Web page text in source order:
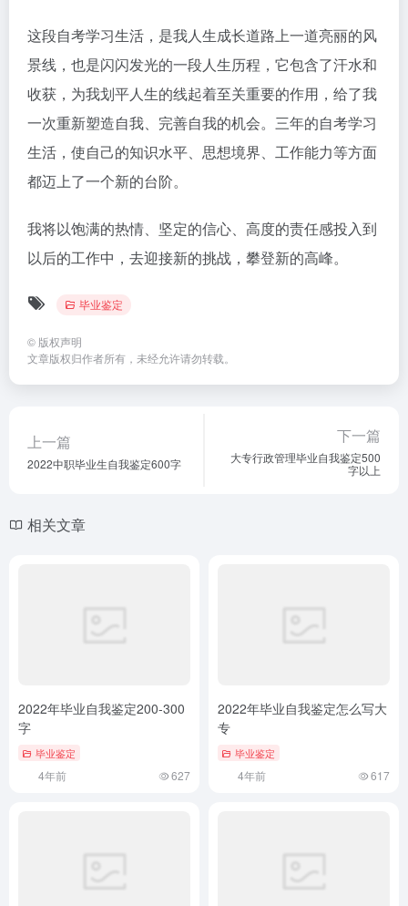
这段自考学习生活，是我人生成长道路上一道亮丽的风
景线，也是闪闪发光的一段人生历程，它包含了汗水和
收获，为我划平人生的线起着至关重要的作用，给了我
一次重新塑造自我、完善自我的机会。三年的自考学习
生活，使自己的知识水平、思想境界、工作能力等方面
都迈上了一个新的台阶。
我将以饱满的热情、坚定的信心、高度的责任感投入到
以后的工作中，去迎接新的挑战，攀登新的高峰。
毕业鉴定
© 版权声明
文章版权归作者所有，未经允许请勿转载。
上一篇
2022中职毕业生自我鉴定600字
下一篇
大专行政管理毕业自我鉴定500
字以上
相关文章
2022年毕业自我鉴定200-300
字
毕业鉴定
4年前 627
2022年毕业自我鉴定怎么写大
专
毕业鉴定
4年前 617